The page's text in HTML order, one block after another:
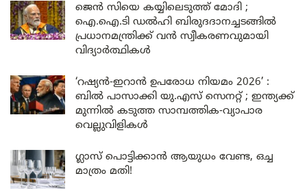
ജെൻ സിയെ കയ്യിലെടുത്ത് മോദി ;
ഐ.ഐ.ടി ഡൽഹി ബിരുദദാനച്ചടങ്ങിൽ
പ്രധാനമന്ത്രിക്ക് വൻ സ്വീകരണവുമായി
വിദ്യാർത്ഥികൾ
‘റഷ്യൻ-ഇറാൻ ഉപരോധ നിയമം 2026’ :
ബിൽ പാസാക്കി യു.എസ് സെനറ്റ് ; ഇന്ത്യക്ക്
മുന്നിൽ കടുത്ത സാമ്പത്തിക-വ്യാപാര
വെല്ലുവിളികൾ
ഗ്ലാസ് പൊട്ടിക്കാൻ ആയുധം വേണ്ട, ഒച്ച
മാത്രം മതി!